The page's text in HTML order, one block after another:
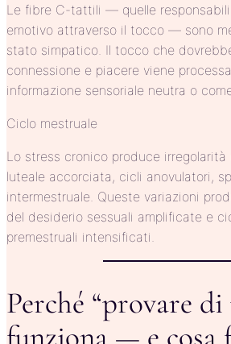
Le fibre C-tattili — quelle
emotivo attraverso il tocco — sono
stato simpatico. Il tocco che
connessione e piacere viene
informazione sensoriale neutra o
Ciclo mestruale
Lo stress cronico produce
luteale accorciata, cicli anovulatori,
intermestruale. Queste variazioni
del desiderio sessuali amplificate e
premestruali intensificati.
Perché “provare